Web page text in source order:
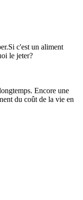
c'est un aliment
le jeter?
Encore une
du coût de la vie en